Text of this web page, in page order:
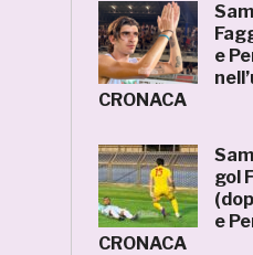
e
CRONACA
gol
e
CRONACA